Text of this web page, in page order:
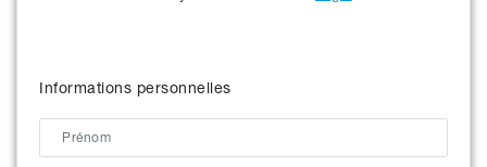
Informations personnelles